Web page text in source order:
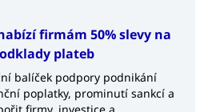
muslimů
protáhne a zasáhne do
partner vás požádá o
a odejde do modlitební
zakládat vlastní
firmám 50% slevy na
plateb
balíček podpory podnikání
poplatky, prominutí sankcí a